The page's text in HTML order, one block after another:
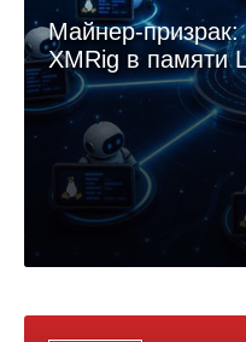
Майнер-призрак:
XMRig в памяти